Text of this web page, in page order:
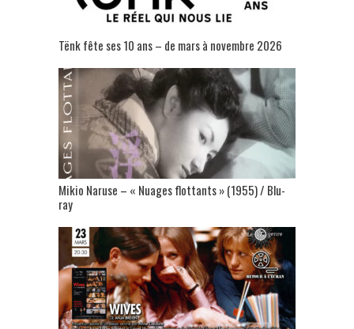
Tënk fête ses 10 ans – de mars à novembre 2026
Mikio Naruse – « Nuages flottants » (1955) / Blu-
ray